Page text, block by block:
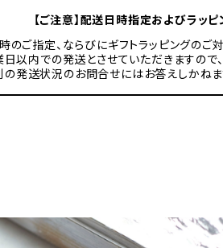
【ご注意】配送日時指定およびラッ
ご指定、ならびにギフトラッピングのご
日以内での発送とさせていただきますので
の発送状況のお問合せにはお答えしかねま